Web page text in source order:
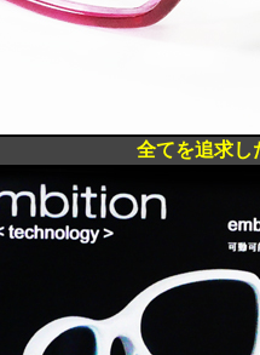
全てを追求し